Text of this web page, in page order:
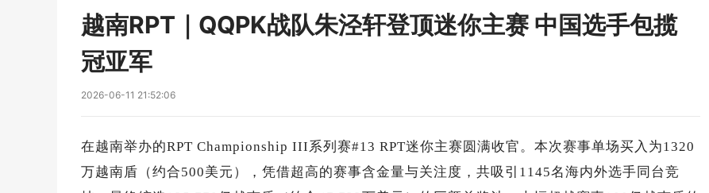
越南RPT｜QQPK战队朱泾轩登顶迷你主赛 中国选手包揽
冠亚军
2026-06-11 21:52:06
在越南举办的RPT Championship III系列赛#13 RPT迷你主赛圆满收官。本次赛事单场买入为1320
万越南盾（约合500美元），凭借超高的赛事含金量与关注度，共吸引1145名海内外选手同台竞